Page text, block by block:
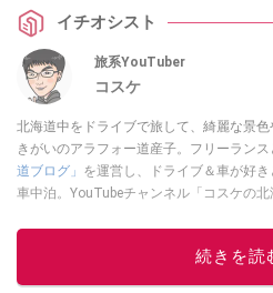
イチオシスト
旅系YouTuber
コスケ
北海道中をドライブで旅して、綺麗な景
きがいのアラフォー道産子。フリーラン
道ブログ」 を運営し、ドライブ＆車が好
車中泊。YouTubeチャンネル「コスケの
も配信中。
続きを読